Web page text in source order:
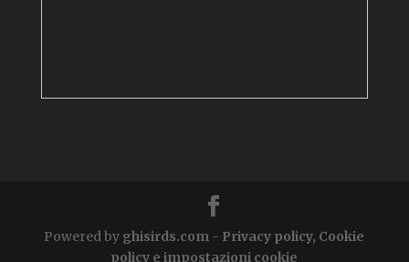
Powered by ghisirds.com - Privacy policy, Cookie
policy e impostazioni cookie